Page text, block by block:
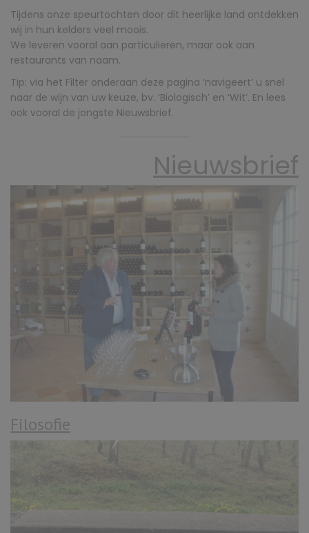
Tijdens onze speurtochten door dit heerlijke land ontdekken
wij in hun kelders veel moois.
We leveren vooral aan particulieren, maar ook aan
restaurants van naam.
Tip: via het Filter onderaan deze pagina ‘navigeert’ u snel
naar de wijn van uw keuze, bv. ‘Biologisch’ en ‘Wit’. En lees
ook vooral de jongste Nieuwsbrief.
Nieuwsbrief
Filosofie